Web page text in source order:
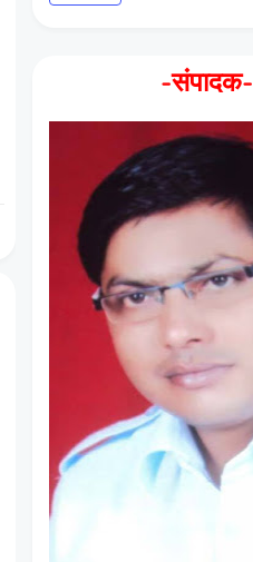
-संपादक-